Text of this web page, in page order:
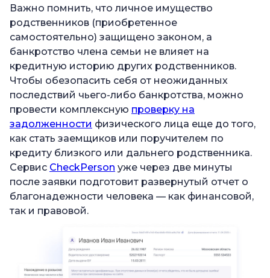
Важно помнить, что личное имущество
родственников (приобретенное
самостоятельно) защищено законом, а
банкротство члена семьи не влияет на
кредитную историю других родственников.
Чтобы обезопасить себя от неожиданных
последствий чьего-либо банкротства, можно
провести комплексную проверку на
задолженности физического лица еще до того,
как стать заемщиков или поручителем по
кредиту близкого или дальнего родственника.
Сервис CheckPerson уже через две минуты
после заявки подготовит развернутый отчет о
благонадежности человека — как финансовой,
так и правовой.